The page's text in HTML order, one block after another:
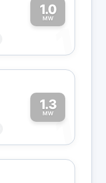
1.0
MW
1
1.3
MW1